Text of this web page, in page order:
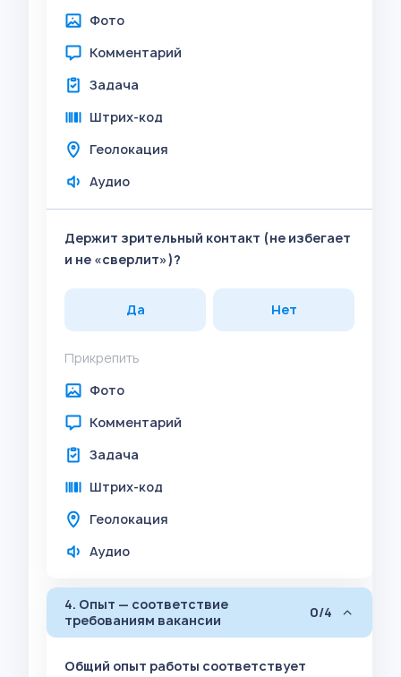
Фото
Комментарий
Задача
Штрих-код
Геолокация
Аудио
Держит зрительный контакт (не избегает
и не «сверлит»)?
Да Нет
Прикрепить
Фото
Комментарий
Задача
Штрих-код
Геолокация
Аудио
4. Опыт — соответствие
требованиям вакансии
0/4
Общий опыт работы соответствует